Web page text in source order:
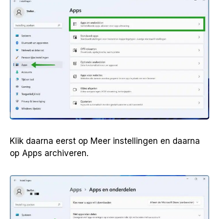
Klik daarna eerst op Meer instellingen en daarna
op Apps archiveren.